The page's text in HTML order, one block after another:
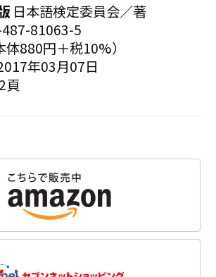
日本語検定委員会／著
81063-5
880円＋税10%）
年03月07日
頁